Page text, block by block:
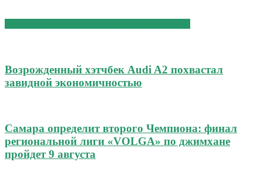
Возрожденный хэтчбек Audi A2 похвастал
завидной экономичностью
Самара определит второго Чемпиона: финал
региональной лиги «VOLGA» по джимхане
пройдет 9 августа